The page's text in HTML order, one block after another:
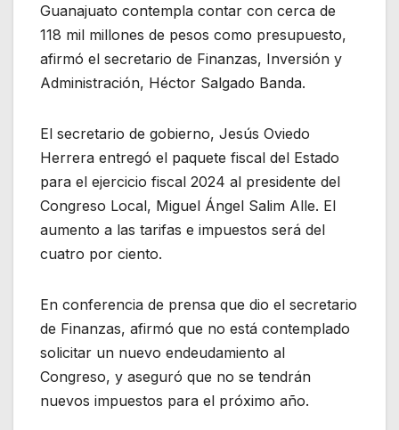
Guanajuato contempla contar con cerca de
118 mil millones de pesos como presupuesto,
afirmó el secretario de Finanzas, Inversión y
Administración, Héctor Salgado Banda.
El secretario de gobierno, Jesús Oviedo
Herrera entregó el paquete fiscal del Estado
para el ejercicio fiscal 2024 al presidente del
Congreso Local, Miguel Ángel Salim Alle. El
aumento a las tarifas e impuestos será del
cuatro por ciento.
En conferencia de prensa que dio el secretario
de Finanzas, afirmó que no está contemplado
solicitar un nuevo endeudamiento al
Congreso, y aseguró que no se tendrán
nuevos impuestos para el próximo año.